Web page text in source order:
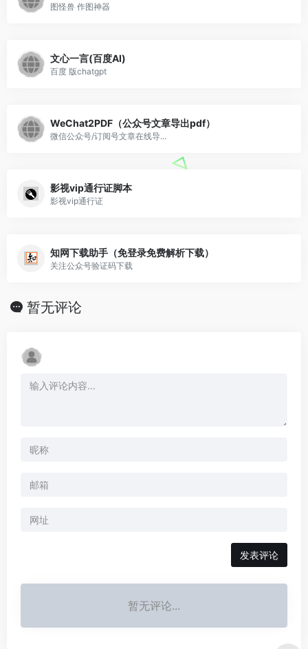
图怪兽 作图神器
文心一言(百度AI)
百度 版chatgpt
WeChat2PDF（公众号文章导出pdf）
微信公众号/订阅号文章在线导...
影视vip通行证脚本
影视vip通行证
知网下载助手（免登录免费解析下载）
关注公众号验证码下载
暂无评论
暂无评论...